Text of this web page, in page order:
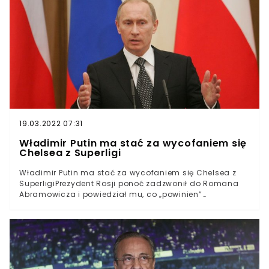
ogłoszony w niedzielę, a we wtorek pierwsze kluby
zaczęły się z niego wycofywać. Pomysł utworzenia
nowych rozgrywek podzielił środowisko piłkarskie.Jedni
krytykowali projekt, argumentując, że został utworzony z
chciwości zaangażowanych klubów. Znaleźli się także
tacy, którzy przyznają racje działaniom Superligi. Do
tych drugich należy zawodnik Juventusu Turyn, Danilo.
19.03.2022 07:31
Władimir Putin ma stać za wycofaniem się
Chelsea z Superligi
Władimir Putin ma stać za wycofaniem się Chelsea z
SuperligiPrezydent Rosji ponoć zadzwonił do Romana
Abramowicza i powiedział mu, co „powinien”
była jednym z dwunastu klubów, które miały utworzyć
nowe rozgrywki pod nazwą Superliga. Na razie wydaje
się, że plan spalił na panewce, ponieważ zdecydowana
większość drużyn postanowiła wycofać się z tego